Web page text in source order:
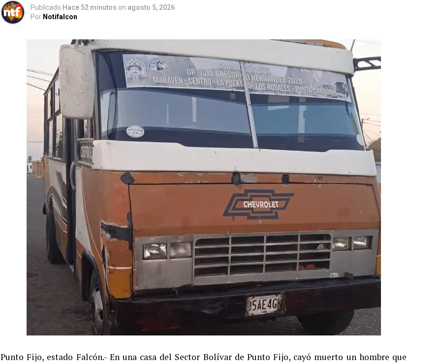
Publicado Hace 52 minutos on agosto 5, 2026
Por Notifalcon
Punto Fijo, estado Falcón.- En una casa del Sector Bolívar de Punto Fijo, cayó muerto un hombre que